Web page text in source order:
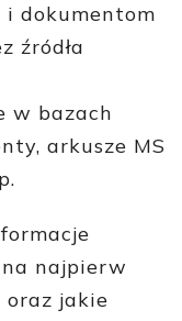
dokumentom
źródła
w bazach
arkusze MS
najpierw
jakie